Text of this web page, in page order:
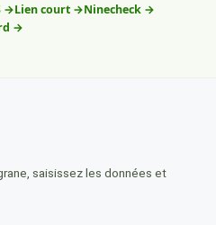
→Lien court →Ninecheck →
→
saisissez les données et